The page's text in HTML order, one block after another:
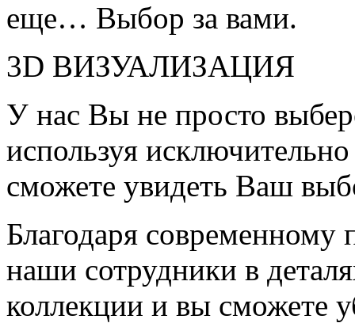
еще… Выбор за вами.
3D ВИЗУАЛИЗАЦИЯ
У нас Вы не просто
используя
сможете увидеть Ваш
Благодаря
наши сотрудники в
коллекции и вы сможете